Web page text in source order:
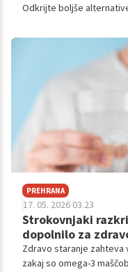
Odkrijte boljše
PREHRANA
17. 05. 2026 03.23
Strokovnjaki
dopolnilo za
Zdravo staranje
zakaj so omega-3